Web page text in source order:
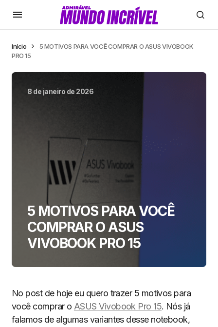
Início
5 MOTIVOS PARA VOCÊ COMPRAR O ASUS VIVOBOOK
PRO 15
8 de janeiro de 2026
5 MOTIVOS PARA VOCÊ
COMPRAR O ASUS
VIVOBOOK PRO 15
No post de hoje eu quero trazer 5 motivos para
você comprar o ASUS Vivobook Pro 15. Nós já
falamos de algumas variantes desse notebook,